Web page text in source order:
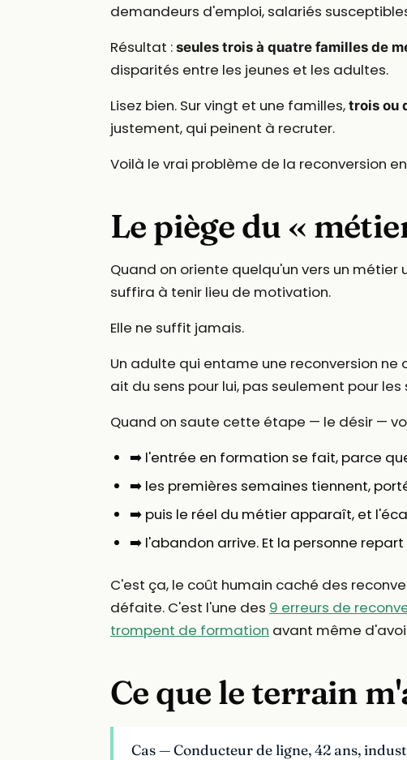
demandeurs d'emploi, salariés
Résultat : seules trois à quatre familles de
disparités entre les jeunes et les adultes.
Lisez bien. Sur vingt et une familles, trois ou
justement, qui peinent à recruter.
Voilà le vrai problème de la reconversion
Le piège du «
Quand on oriente quelqu'un vers un
suffira à tenir lieu de motivation.
Elle ne suffit jamais.
Un adulte qui entame une reconversion ne
ait du sens pour lui, pas seulement pour
Quand on saute cette étape — le désir —
➡️ l'entrée en formation se fait, parce
➡️ les premières semaines tiennent,
➡️ puis le réel du métier apparaît, et
➡️ l'abandon arrive. Et la personne
C'est ça, le coût humain caché des
défaite. C'est l'une des 9 erreurs de
trompent de formation avant même
Ce que le terrain
Cas — Conducteur de ligne, 42 ans,